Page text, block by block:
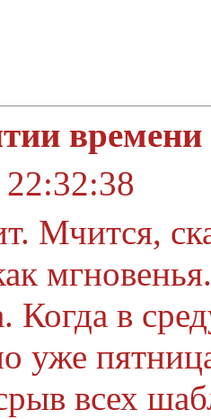
времени
Мчится,
Когда в
уже
всех